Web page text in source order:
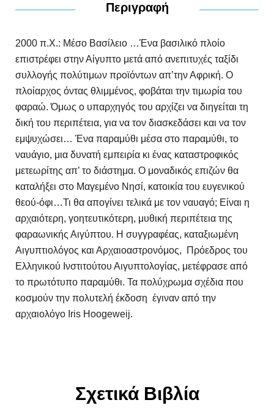
Περιγραφή
2000 π.Χ.: Μέσο Βασίλειο …Ένα βασιλικό πλοίο
επιστρέφει στην Αίγυπτο μετά από ανεπιτυχές ταξίδι
συλλογής πολύτιμων προϊόντων απ’την Αφρική. Ο
πλοίαρχος όντας θλιμμένος, φοβάται την τιμωρία του
φαραώ. Όμως ο υπαρχηγός του αρχίζει να διηγείται τη
δική του περιπέτεια, για να τον διασκεδάσει και να τον
εμψυχώσει… Ένα παραμύθι μέσα στο παραμύθι, το
ναυάγιο, μια δυνατή εμπειρία κι ένας καταστροφικός
μετεωρίτης απ’ το διάστημα. Ο μοναδικός επιζών θα
καταλήξει στο Μαγεμένο Νησί, κατοικία του ευγενικού
θεού-όφι…Τι θα απογίνει τελικά με τον ναυαγό; Είναι η
αρχαιότερη, γοητευτικότερη, μυθική περιπέτεια της
φαραωνικής Αιγύπτου. Η συγγραφέας, καταξιωμένη
Αιγυπτιολόγος και Αρχαιοαστρονόμος, Πρόεδρος του
Ελληνικού Ινστιτούτου Αιγυπτολογίας, μετέφρασε από
το πρωτότυπο παραμύθι. Τα πολύχρωμα σχέδια που
κοσμούν την πολυτελή έκδοση έγιναν από την
αρχαιολόγο Iris Hoogeweij.
Σχετικά Βιβλία